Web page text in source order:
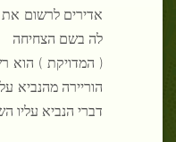
אדירים לרשום
לה בשם הצחיחה
( המדויקת ) הוא
הוריירה מהנביא
דברי הנביא עליו